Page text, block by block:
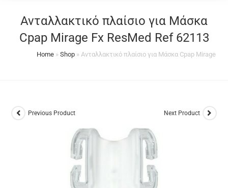
Ανταλλακτικό πλαίσιο για Μάσκα
Cpap Mirage Fx ResMed Ref 62113
Home »Shop »Ανταλλακτικό πλαίσιο για Μάσκα Cpap Mirage Fx
Previous Product Next Product